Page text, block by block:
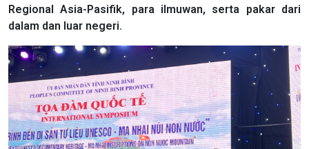
Regional Asia-Pasifik, para ilmuwan, serta pakar dari
dalam dan luar negeri.